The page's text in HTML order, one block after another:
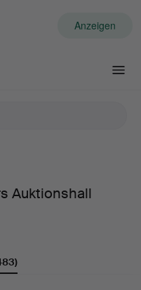
Anzeigen
Auktionshall